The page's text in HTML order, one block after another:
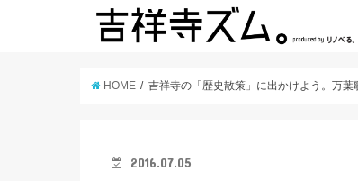
HOME 吉祥寺の「歴史散策」に出かけよう。万葉
2016.07.05